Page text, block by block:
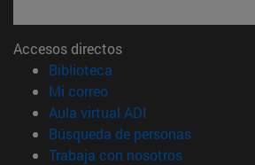
Accesos directos
Biblioteca
Mi correo(abre en nueva ventana)
Aula virtual ADI
Búsqueda de personas(abre en
Trabaja con nosotros(abre en